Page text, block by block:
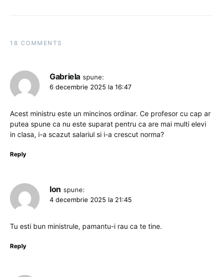
18 COMMENTS
Gabriela spune:
6 decembrie 2025 la 16:47
Acest ministru este un mincinos ordinar. Ce profesor cu cap ar
putea spune ca nu este suparat pentru ca are mai multi elevi
in clasa, i-a scazut salariul si i-a crescut norma?
Reply
Ion spune:
4 decembrie 2025 la 21:45
Tu esti bun ministrule, pamantu-i rau ca te tine.
Reply